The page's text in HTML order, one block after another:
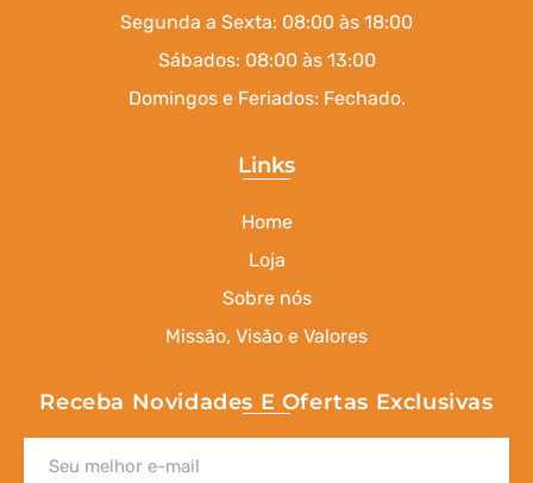
Segunda a Sexta: 08:00 às 18:00
Sábados: 08:00 às 13:00
Domingos e Feriados: Fechado.
Links
Home
Loja
Sobre nós
Missão, Visão e Valores
Receba Novidades E Ofertas Exclusivas